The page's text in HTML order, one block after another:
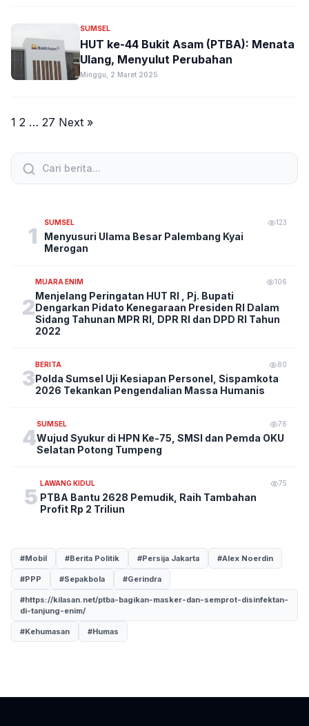
SUMSEL
HUT ke-44 Bukit Asam (PTBA): Menata
Ulang, Menyulut Perubahan
Minggu, 2 Maret 2025
Paginasi
1 2 … 27 Next »
1
SUMSEL 123
Menyusuri Ulama Besar Palembang Kyai
Merogan
2
MUARA ENIM 106
Menjelang Peringatan HUT RI , Pj. Bupati
Dengarkan Pidato Kenegaraan Presiden RI Dalam
Sidang Tahunan MPR RI, DPR RI dan DPD RI Tahun
2022
3
BERITA 80
Polda Sumsel Uji Kesiapan Personel, Sispamkota
2026 Tekankan Pengendalian Massa Humanis
4
SUMSEL 76
Wujud Syukur di HPN Ke-75, SMSI dan Pemda OKU
Selatan Potong Tumpeng
5
LAWANG KIDUL 75
PTBA Bantu 2628 Pemudik, Raih Tambahan
Profit Rp 2 Triliun
#Mobil #Berita Politik #Persija Jakarta #Alex Noerdin
#PPP #Sepakbola #Gerindra
#https://kilasan.net/ptba-bagikan-masker-dan-semprot-disinfektan-
di-tanjung-enim/
#Kehumasan #Humas